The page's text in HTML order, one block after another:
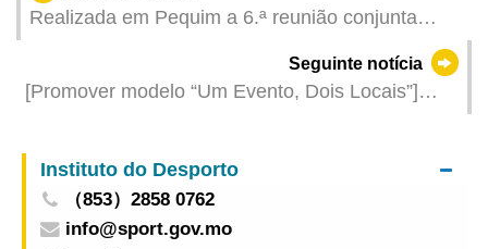
Realizada em Pequim a 6.ª reunião conjunta
abrangente de Macau na construção de “Uma
Faixa, Uma Rota”
Seguinte notícia
[Promover modelo “Um Evento, Dois Locais”]
MICE² Macao x Hengqin 2024, em Xangai,
resultando em cem encontros comerciais
Instituto do Desporto
（853）2858 0762
info@sport.gov.mo